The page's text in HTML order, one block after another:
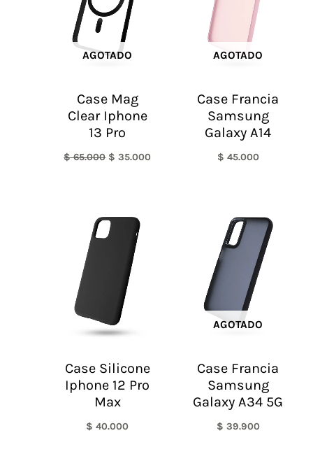
AGOTADO
Case Mag
Clear Iphone
13 Pro
$65.000 $ 35.000
AGOTADO
Case Francia
Samsung
Galaxy A14
$ 45.000
Case Silicone
Iphone 12 Pro
Max
$ 40.000
AGOTADO
Case Francia
Samsung
Galaxy A34 5G
$ 39.900